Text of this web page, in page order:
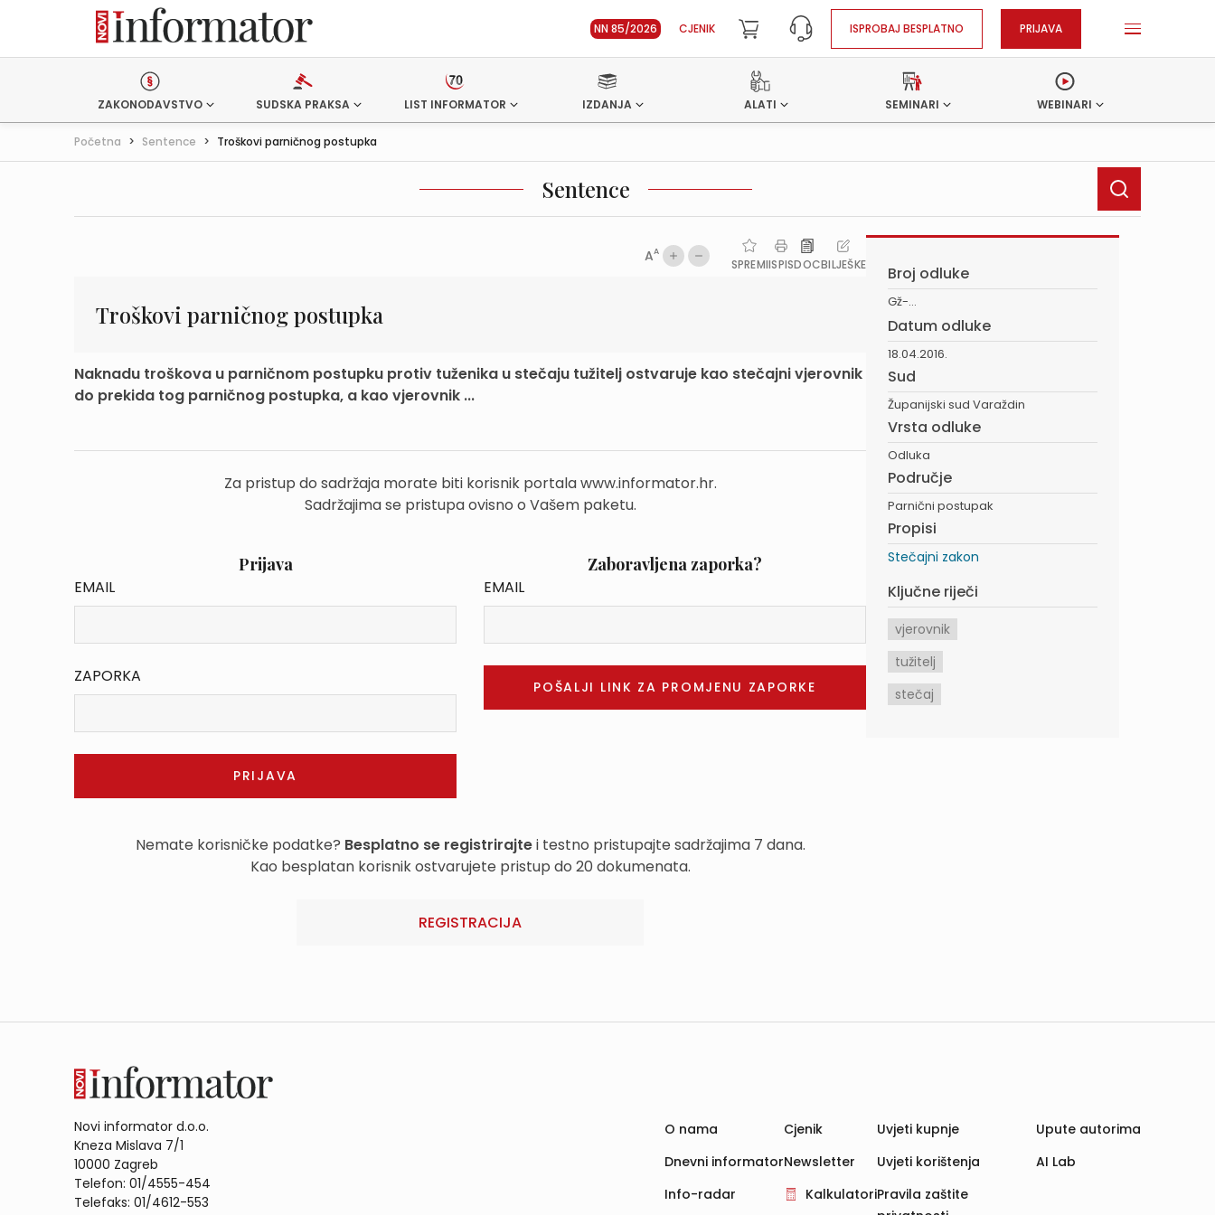
NN 85/2026 CJENIK ISPROBAJ BESPLATNO PRIJAVA
ZAKONODAVSTVO SUDSKA PRAKSA LIST INFORMATOR IZDANJA ALATI SEMINARI WEBINARI
Početna > Sentence > Troškovi parničnog postupka
Sentence
AA
SPREMIISPISDOCBILJEŠKE
Troškovi parničnog postupka
Naknadu troškova u parničnom postupku protiv tuženika u stečaju tužitelj ostvaruje kao stečajni vjerovnik
do prekida tog parničnog postupka, a kao vjerovnik ...
Za pristup do sadržaja morate biti korisnik portala www.informator.hr.
Sadržajima se pristupa ovisno o Vašem paketu.
Prijava
EMAIL
ZAPORKA
Zaboravljena zaporka?
EMAIL
Nemate korisničke podatke? Besplatno se registrirajtei testno pristupajte sadržajima 7 dana.
Kao besplatan korisnik ostvarujete pristup do 20 dokumenata.
REGISTRACIJA
Broj odluke
Gž-...
Datum odluke
18.04.2016.
Sud
Županijski sud Varaždin
Vrsta odluke
Odluka
Područje
Parnični postupak
Propisi
Stečajni zakon
Ključne riječi
vjerovnik
tužitelj
stečaj
Novi informator d.o.o.
Kneza Mislava 7/1
10000 Zagreb
Telefon: 01/4555-454
Telefaks: 01/4612-553
O nama
Dnevni informator
Info-radar
Cjenik
Newsletter
Kalkulatori
Uvjeti kupnje
Uvjeti korištenja
Pravila zaštite
Upute autorima
AI Lab